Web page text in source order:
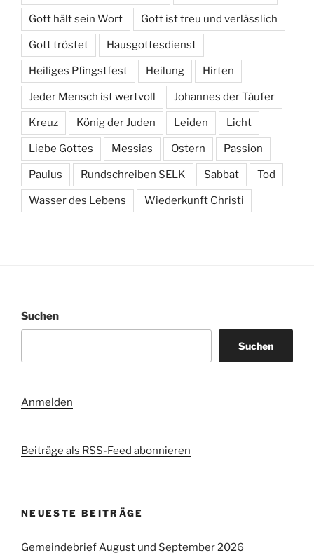
Gott hält sein Wort Gott ist treu und verlässlich
Gott tröstet Hausgottesdienst
Heiliges Pfingstfest Heilung Hirten
Jeder Mensch ist wertvoll Johannes der Täufer
Kreuz König der Juden Leiden Licht
Liebe Gottes Messias Ostern Passion
Paulus Rundschreiben SELK Sabbat Tod
Wasser des Lebens Wiederkunft Christi
Suchen
Suchen
Anmelden
Beiträge als RSS-Feed abonnieren
NEUESTE BEITRÄGE
Gemeindebrief August und September 2026